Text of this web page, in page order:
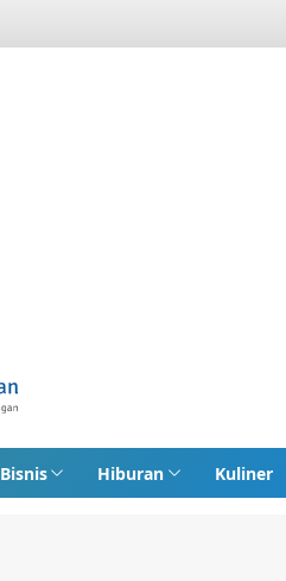
Bisnis Hiburan Kuliner